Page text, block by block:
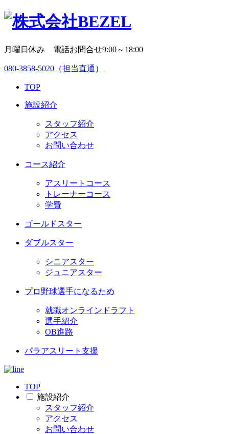
月曜日休み 電話お問合せ9:00～18:00
080-3858-5020 （担当直通）
TOP
施設紹介
スタッフ紹介
アクセス
お問い合わせ
コース紹介
アスリートコース
トレーナーコース
学費
ゴールドスター
ダブルスター
シニアスター
ジュニアスター
プロ野球選手になるため
就職オンラインドラフト
選手紹介
OB進路
パラアスリート支援
TOP
施設紹介
スタッフ紹介
アクセス
お問い合わせ